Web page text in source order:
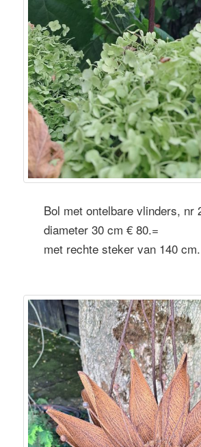
Bol met ontelbare vlinders, nr
diameter 30 cm € 80.=
met rechte steker van 140 cm.